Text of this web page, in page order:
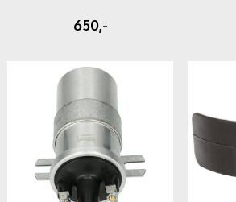
650,-